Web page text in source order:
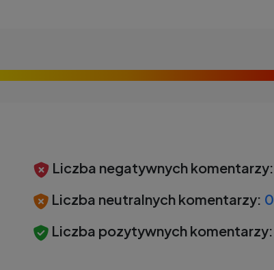
Liczba negatywnych komentarzy:
Liczba neutralnych komentarzy: 0
Liczba pozytywnych komentarzy: